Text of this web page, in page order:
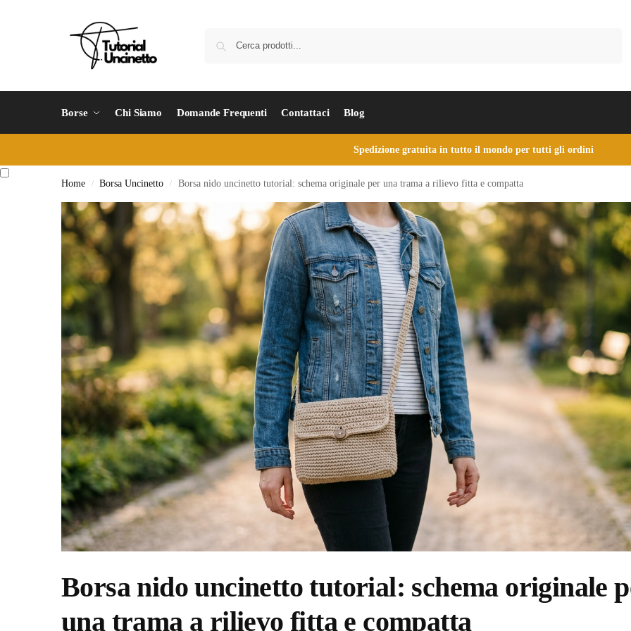
Borse Chi Siamo Domande Frequenti Contattaci Blog
Spedizione gratuita in tutto il mondo per tutti gli ordini
Home / Borsa Uncinetto / Borsa nido uncinetto tutorial: schema originale per una trama a rilievo fitta e compatta
Borsa nido uncinetto tutorial: schema originale
una trama a rilievo fitta e compatta